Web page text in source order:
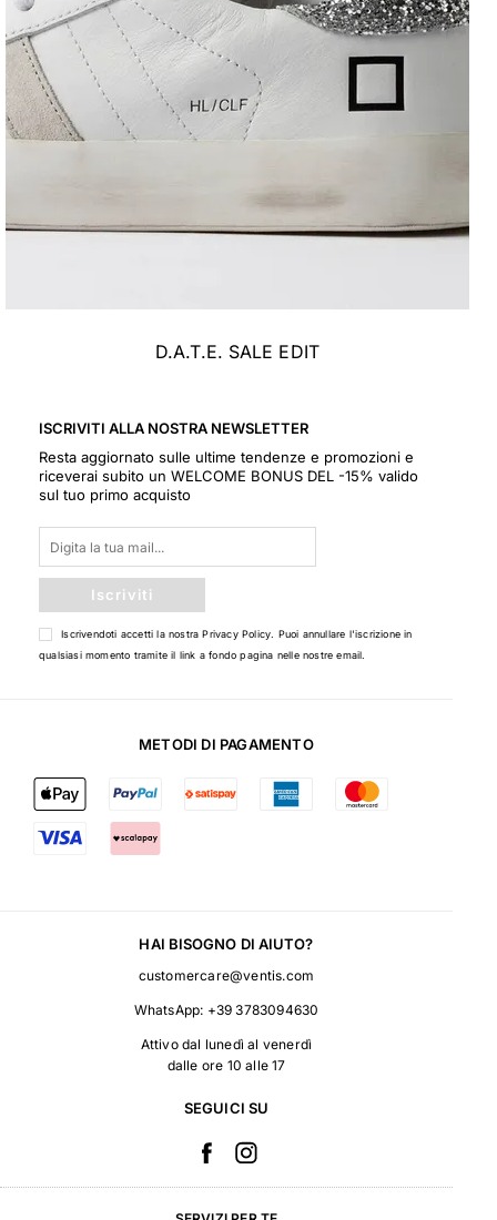
D.A.T.E. SALE EDIT
ISCRIVITI ALLA NOSTRA NEWSLETTER
Resta aggiornato sulle ultime tendenze e promozioni e
riceverai subito un WELCOME BONUS DEL -15% valido
sul tuo primo acquisto
Iscriviti
Iscrivendoti accetti la nostraPrivacy Policy. Puoi annullare l'iscrizione in
qualsiasi momento tramite il link a fondo pagina nelle nostre email.
METODI DI PAGAMENTO
HAI BISOGNO DI AIUTO?
customercare@ventis.com
WhatsApp: +39 3783094630
Attivo dal lunedì al venerdì
dalle ore 10 alle 17
SEGUICI SU